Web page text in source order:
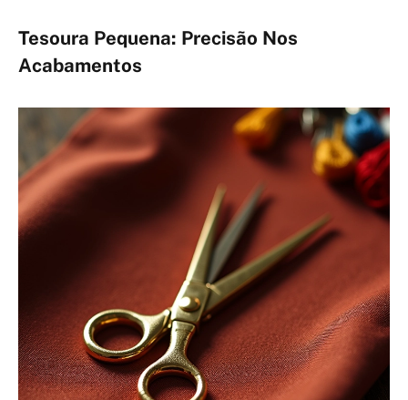
Tesoura Pequena: Precisão Nos
Acabamentos